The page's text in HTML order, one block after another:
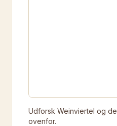
Udforsk Weinviertel og
ovenfor.